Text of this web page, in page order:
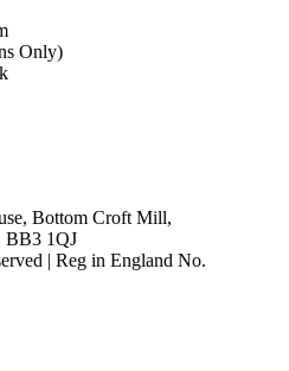
Only)
Bottom Croft Mill,
BB3 1QJ
| Reg in England No.